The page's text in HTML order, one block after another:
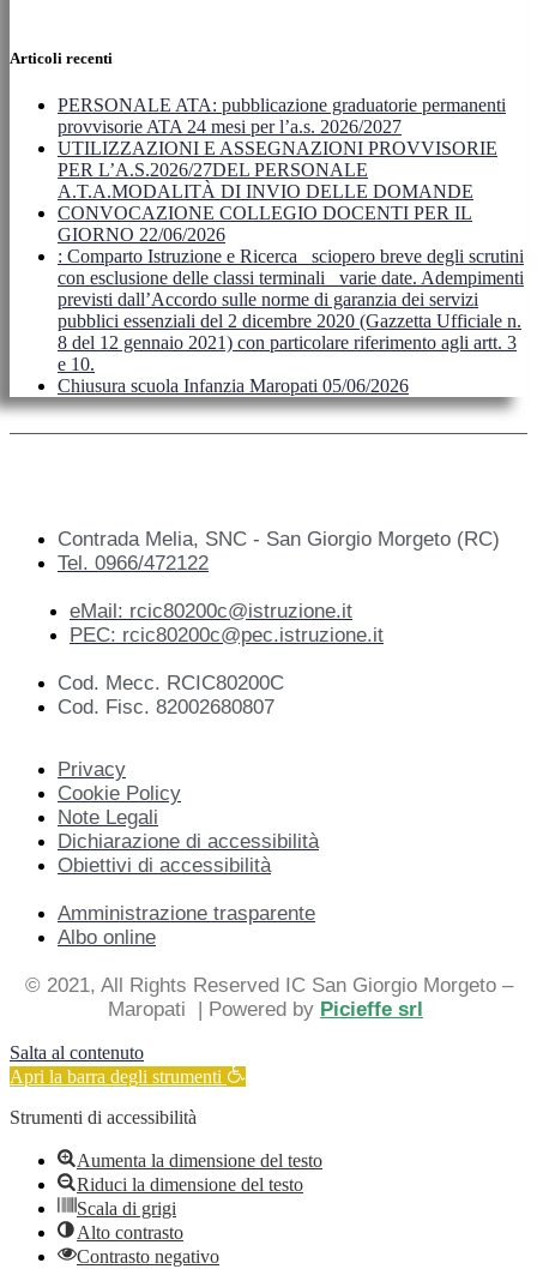
Articoli recenti
PERSONALE ATA: pubblicazione graduatorie permanenti
provvisorie ATA 24 mesi per l’a.s. 2026/2027
UTILIZZAZIONI E ASSEGNAZIONI PROVVISORIE
PER L’A.S.2026/27DEL PERSONALE
A.T.A.MODALITÀ DI INVIO DELLE DOMANDE
CONVOCAZIONE COLLEGIO DOCENTI PER IL
GIORNO 22/06/2026
: Comparto Istruzione e Ricerca_ sciopero breve degli scrutini
con esclusione delle classi terminali_ varie date. Adempimenti
previsti dall’Accordo sulle norme di garanzia dei servizi
pubblici essenziali del 2 dicembre 2020 (Gazzetta Ufficiale n.
8 del 12 gennaio 2021) con particolare riferimento agli artt. 3
e 10.
Chiusura scuola Infanzia Maropati 05/06/2026
Contrada Melia, SNC - San Giorgio Morgeto (RC)
Tel. 0966/472122
eMail: rcic80200c@istruzione.it
PEC: rcic80200c@pec.istruzione.it
Cod. Mecc. RCIC80200C
Cod. Fisc. 82002680807
Privacy
Cookie Policy
Note Legali
Dichiarazione di accessibilità
Obiettivi di accessibilità
Amministrazione trasparente
Albo online
© 2021, All Rights Reserved IC San Giorgio Morgeto –
Maropati | Powered by Picieffe srl
Salta al contenuto
Apri la barra degli strumenti
Strumenti di accessibilità
Aumenta la dimensione del testo
Riduci la dimensione del testo
Scala di grigi
Alto contrasto
Contrasto negativo